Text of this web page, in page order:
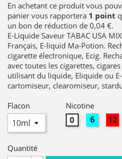
En achetant ce produit vous
panier vous rapportera 1 point
un bon de réduction de 0,04 €.
E-Liquide Saveur TABAC USA
Français, E-liquid Ma-Potion.
cigarette électronique, Ecig.
avec toutes les cigarettes,
utilisant du liquide, Eliquide ou
cartomiseur, clearomiseur,
Flacon
Nicotine
0mg 6mg 12mg
Quantité